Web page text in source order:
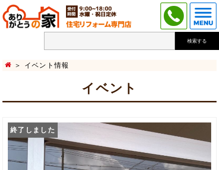
検索する
イベント情報
イベント
終了しました